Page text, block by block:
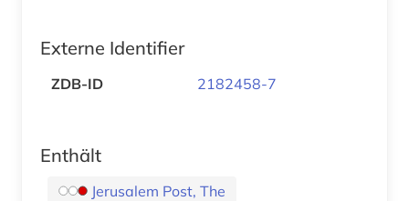
Externe Identifier
ZDB-ID 2182458-7
Enthält
Jerusalem Post, The